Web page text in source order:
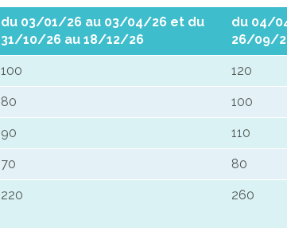
du 03/01/26 au 03/04/26 et du
31/10/26 au 18/12/26
du 04/
26/09/
100 120
80 100
90 110
70 80
220 260